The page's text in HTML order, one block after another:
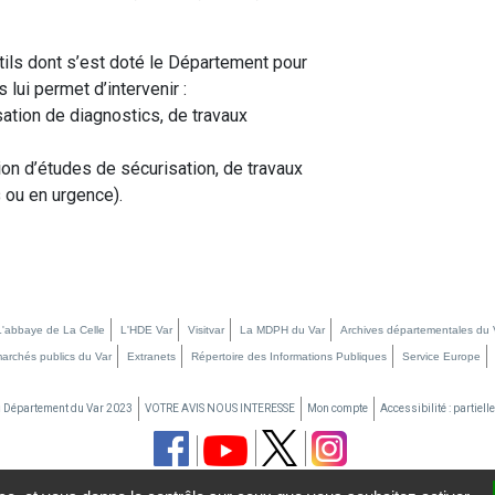
dont s’est doté le Département pour
permet d’intervenir :
de diagnostics, de travaux
d’études de sécurisation, de travaux
en urgence).
de La Celle L'HDE Var Visitvar La MDPH du Var Archives départementales du
publics du Var Extranets Répertoire des Informations Publiques Service Europe
Département du Var 2023 VOTRE AVIS NOUS INTERESSE Mon compte Accessibilité :